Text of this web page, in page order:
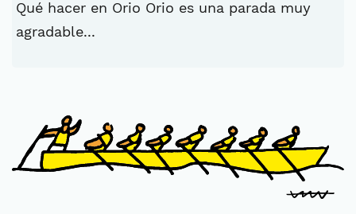
Qué hacer en Orio Orio es una parada muy
agradable...